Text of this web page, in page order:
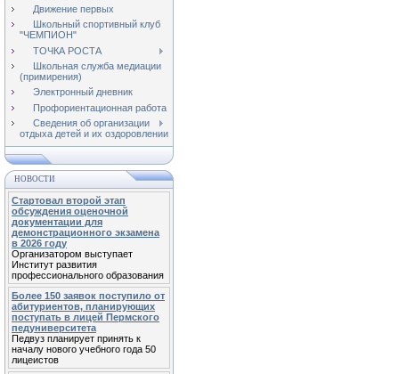
Движение первых
Школьный спортивный клуб
"ЧЕМПИОН"
ТОЧКА РОСТА
Школьная служба медиации
(примирения)
Электронный дневник
Профориентационная работа
Сведения об организации
отдыха детей и их оздоровлении
НОВОСТИ
Стартовал второй этап
обсуждения оценочной
документации для
демонстрационного экзамена
в 2026 году
Организатором выступает
Институт развития
профессионального образования
Более 150 заявок поступило от
абитуриентов, планирующих
поступать в лицей Пермского
педуниверситета
Педвуз планирует принять к
началу нового учебного года 50
лицеистов